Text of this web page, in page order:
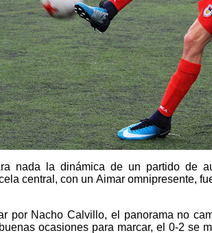
nada la dinámica de un partido de
central, con un Aimar omnipresente,
por Nacho Calvillo, el panorama no
ocasiones para marcar, el 0-2 se